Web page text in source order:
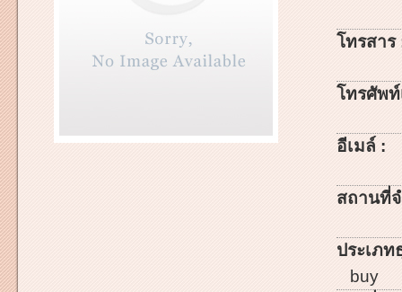
โทรสาร
โทรศัพ
อีเมล์ :
สถานที่
ประเภท
buy